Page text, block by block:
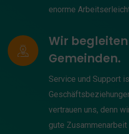
enorme
Wir
Gemeinden.
Service und Support
vertrauen uns, denn
gute